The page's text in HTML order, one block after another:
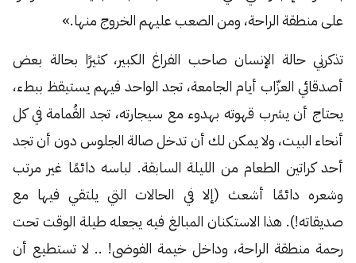
على منطقة الراحة، ومن الصعب عليهم الخروج منها.»
تذكرني حالة الإنسان صاحب الفراغ الكبير، كثيرًا بحالة بعض
أصدقائي العزّاب أيام الجامعة، تجد الواحد فيهم يستيقظ ببطء،
يحتاج أن يشرب قهوته بهدوء مع سيجارته، تجد القُمامة في كل
أنحاء البيت، ولا يمكن لك أن تدخل صالة الجلوس دون أن تجد
أحد كراتين الطعام من الليلة السابقة. لباسه دائمًا غير مرتب
وشعره دائمًا أشعث (إلا في الحالات التي يلتقي فيها مع
صديقاته!). هذا الاستكنان المبالغ فيه يجعله طيلة الوقت تحت
رحمة منطقة الراحة، وداخل خيمة الفوضى! .. لا تستطيع أن